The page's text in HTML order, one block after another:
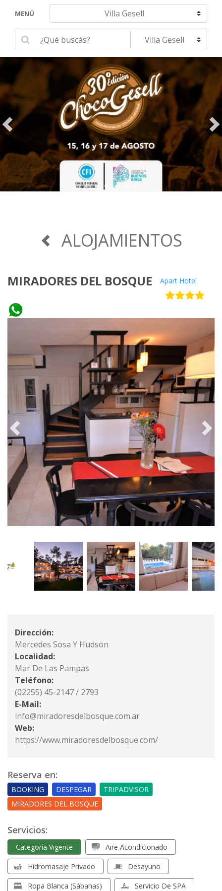
MENÚ Navegar hacia otra localidad
Ingrese su búsqueda Seleccione una localidad
ALOJAMIENTOS
MIRADORES DEL BOSQUE Apart Hotel
Dirección:
Mercedes Sosa Y Hudson
Localidad:
Mar De Las Pampas
Teléfono:
(02255) 45-2147 / 2793
E-Mail:
info@miradoresdelbosque.com.ar
Web:
https://www.miradoresdelbosque.com/
Reserva en:
BOOKING DESPEGAR
TRIPADVISOR
MIRADORES DEL BOSQUE
Servicios:
Categoría Vigente Aire Acondicionado
Hidromasaje Privado Desayuno
Ropa Blanca (sábanas) Servicio De SPA